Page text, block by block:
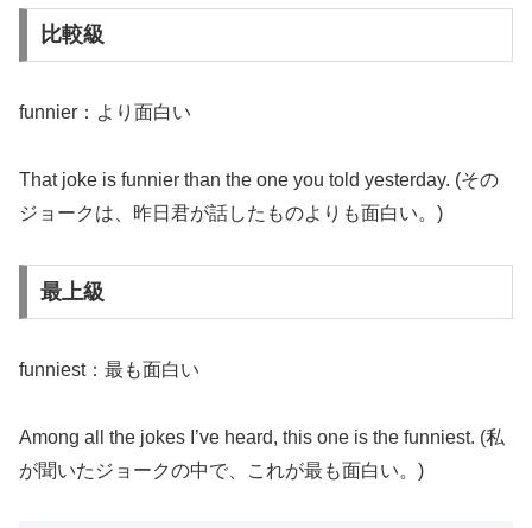
比較級
funnier：より面白い
That joke is funnier than the one you told yesterday. (その
ジョークは、昨日君が話したものよりも面白い。)
最上級
funniest：最も面白い
Among all the jokes I’ve heard, this one is the funniest. (私
が聞いたジョークの中で、これが最も面白い。)